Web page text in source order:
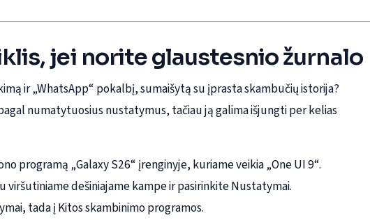
jei norite glaustesnio žurnalo
ir „WhatsApp“ pokalbį, sumaišytą su įprasta skambučių istorija?
numatytuosius nustatymus, tačiau ją galima išjungti per kelias
programą „Galaxy S26“ įrenginyje, kuriame veikia „One UI 9“.
dešiniajame kampe ir pasirinkite Nustatymai.
tada į Kitos skambinimo programos.